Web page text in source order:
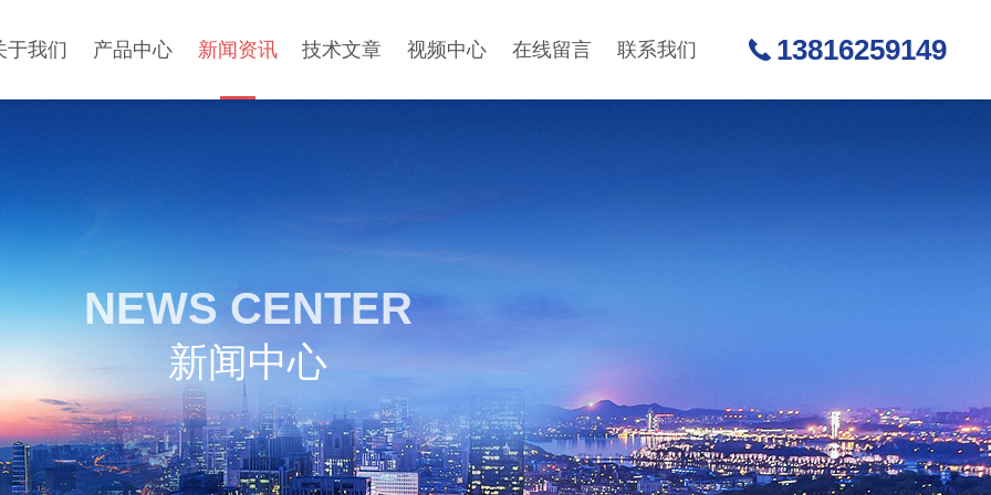
于我们 产品中心 新闻资讯 技术文章 视频中心 在线留言 联系我们 13816259149
NEWS CENTER
新闻中心